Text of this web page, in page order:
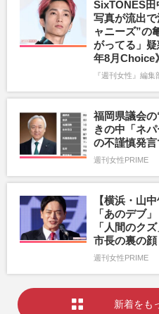
SixTONES田
写真が流出
ャニーズ”の
がってる」
年8月Choice
『週刊女性』編集
福岡県議会
きの中「ネ
の不謹慎発
週刊女性PRIME
【横浜・山
「あのデブ
「人間のク
市長の裏の顔
週刊女性PRIME
新着をも